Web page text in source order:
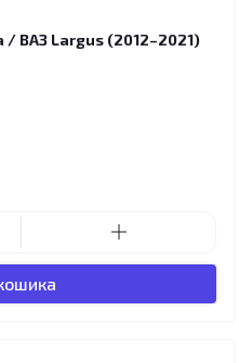
/ ВАЗ Largus (2012–2021)